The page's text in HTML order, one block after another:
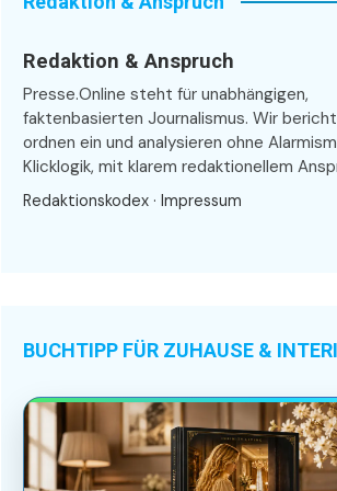
Redaktion & Anspruch
Presse.Online steht für unabhängigen,
faktenbasierten Journalismus. Wir
ordnen ein und analysieren ohne
Klicklogik, mit klarem redaktionellem
Redaktionskodex · Impressum
BUCHTIPP FÜR ZUHAUSE &